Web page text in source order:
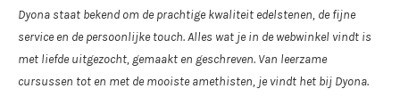
Dyona staat bekend om de prachtige kwaliteit edelstenen, de fijne
service en de persoonlijke touch. Alles wat je in de webwinkel vindt is
met liefde uitgezocht, gemaakt en geschreven. Van leerzame
cursussen tot en met de mooiste amethisten, je vindt het bij Dyona.